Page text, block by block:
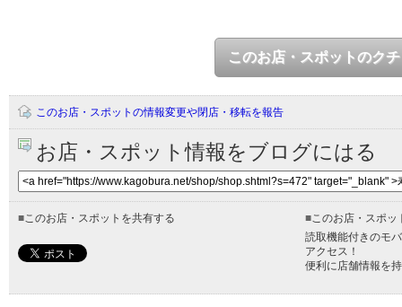
このお店・スポットのク
このお店・スポットの情報変更や閉店・移転を報告
お店・スポット情報をブログにはる
■このお店・スポットを共有する ■このお店・スポッ
読取機能付きのモ
アクセス！
便利に店舗情報を